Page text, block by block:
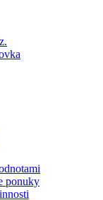
ponuky